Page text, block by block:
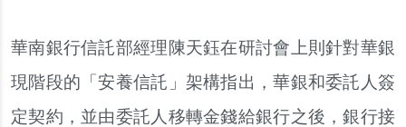
華南銀行信託部經理陳天鈺在研討會上則針對華銀
現階段的「安養信託」架構指出，華銀和委託人簽
定契約，並由委託人移轉金錢給銀行之後，銀行接